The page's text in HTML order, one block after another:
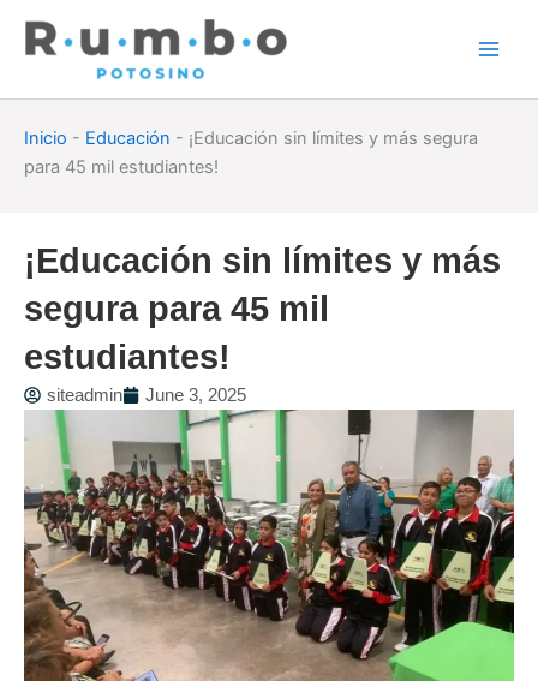
Inicio - Educación - ¡Educación sin límites y más segura
para 45 mil estudiantes!
¡Educación sin límites y más
segura para 45 mil
estudiantes!
siteadmin June 3, 2025